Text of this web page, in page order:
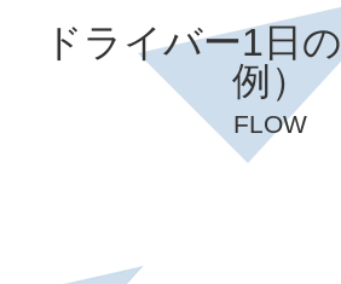
給与面も土日祝も休みで30万円
と、業界
プライベートな時間も確保しやすいので
また、小松通商は離職率も低いので、
長期的に安定してお仕事をしたい方には
配送の仕事をやりたいのであれば、ぜひ
きなので、ライブにもよく行きます。も
いたら、一緒に盛り上がりましょう！
お仕事を探している方へのメッ
運転が好きな方や体力に自信がある方に
ドライバー1日
例）
FLOW